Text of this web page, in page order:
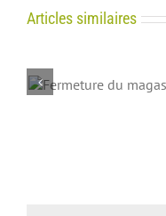
Articles similaires
FOOD